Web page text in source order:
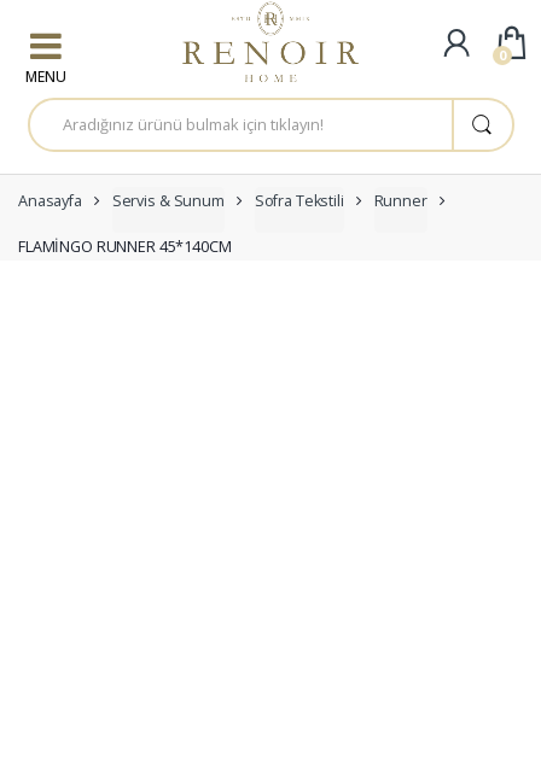
A
r
a
a
:
Anasayfa Servis & Sunum Sofra Tekstili Runner
FLAMİNGO RUNNER 45*140CM
0